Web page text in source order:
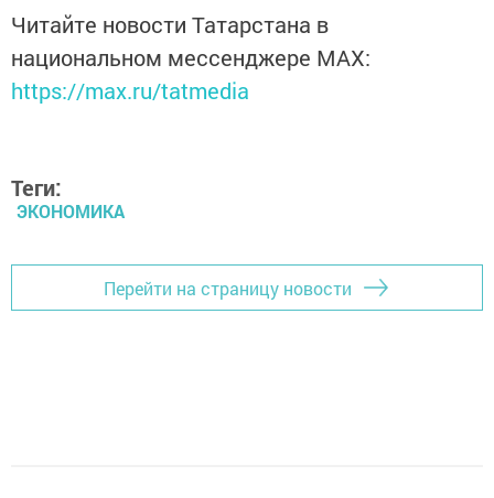
Читайте новости Татарстана в
национальном мессенджере MАХ:
https://max.ru/tatmedia
Теги:
ЭКОНОМИКА
Перейти на страницу новости